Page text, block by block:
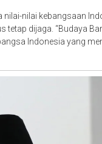
nilai kebangsaan
tetap dijaga. “Budaya
Indonesia yang